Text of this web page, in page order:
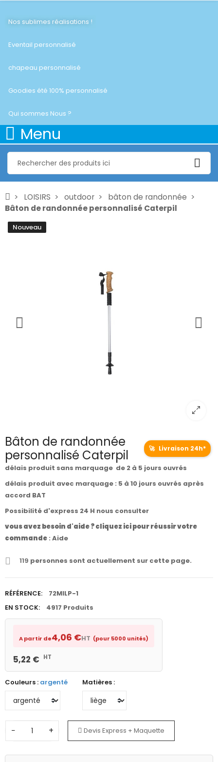
Nos sublimes réalisations !
Eventail personnalisé
chapeau personnalisé
Goodies été 100% personnalisé
Qui sommes Nous ?
Menu
LOISIRS outdoor
bâton de randonnée
Bâton de randonnée personnalisé Caterpil
Nouveau
Bâton de randonnée
personnalisé Caterpil
🚀 Livraison 24h*
délais produit sans marquage de 2 à 5 jours ouvrés
délais produit avec marquage : 5 à 10 jours ouvrés après
accord BAT
Possibilité d'express 24 H nous consulter
vous avez besoin d'aide ? cliquez ici pour réussir votre
commande : Aide
119 personnes sont actuellement sur cette page.
RÉFÉRENCE:
72MILP-1
EN STOCK:
4917 Produits
A partir de4,06 €HT (pour 5000 unités)
5,22 € HT
Couleurs : argenté Matières :
− + Devis Express + Maquette